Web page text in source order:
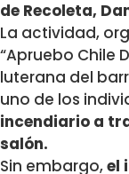
de Recoleta,
La actividad,
“Apruebo Chile
luterana del
uno de los
incendiario a
salón.
Sin embargo,el